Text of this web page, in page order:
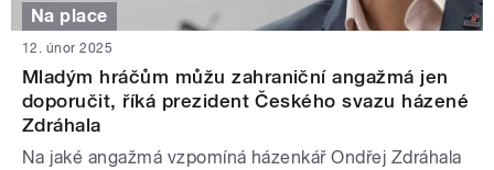
Na place
12. únor 2025
Mladým hráčům můžu zahraniční angažmá jen
doporučit, říká prezident Českého svazu házené
Zdráhala
Na jaké angažmá vzpomíná házenkář Ondřej Zdráhala